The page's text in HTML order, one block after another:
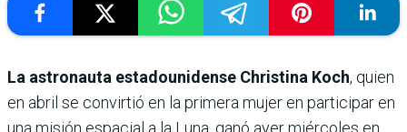
La astronauta estadounidense Christina Koch, quien
en abril se convirtió en la primera mujer en participar en
una misión espacial a la Luna, ganó ayer miércoles en